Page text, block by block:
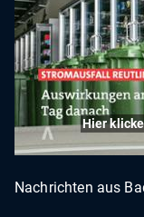
Hier
Nachrichten aus